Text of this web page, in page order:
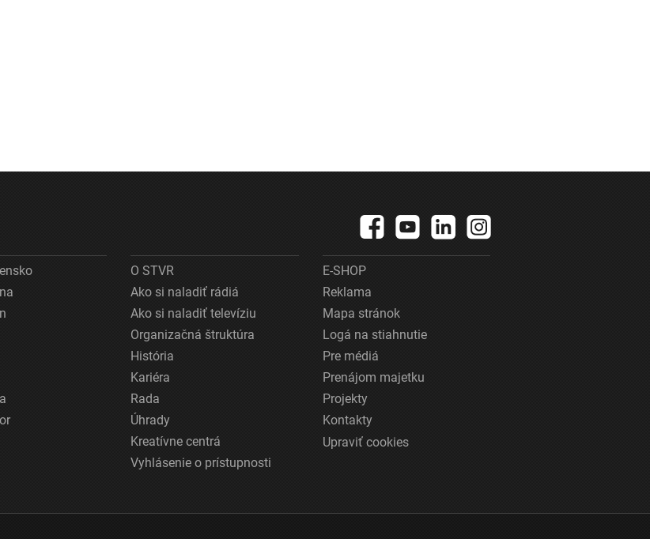
O STVR
Ako si naladiť rádiá
Ako si naladiť televíziu
Organizačná štruktúra
História
Kariéra
Rada
Úhrady
Kreatívne centrá
Vyhlásenie o prístupnosti
E-SHOP
Reklama
Mapa stránok
Logá na stiahnutie
Pre médiá
Prenájom majetku
Projekty
Kontakty
Upraviť cookies